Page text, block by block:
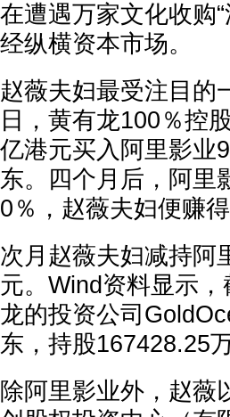
在遭遇万家文化收购
经纵横资本市场。
赵薇夫妇最受注目的
日，黄有龙100％控
亿港元买入阿里影业
东。四个月后，阿里
0％，赵薇夫妇便赚得
次月赵薇夫妇减持阿
元。Wind资料显示
龙的投资公司
东，持股167428.25
除阿里影业外，赵薇